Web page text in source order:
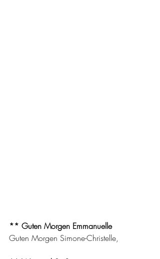
** Guten Morgen Emmanuelle
Guten Morgen Simone-Christelle,